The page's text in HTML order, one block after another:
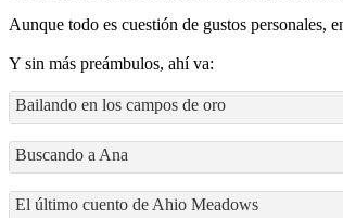
Aunque todo es cuestión de gustos personales,
Y sin más preámbulos, ahí va:
Bailando en los campos de oro
Buscando a Ana
El último cuento de Ahio Meadows